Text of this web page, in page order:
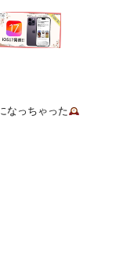
なっちゃった